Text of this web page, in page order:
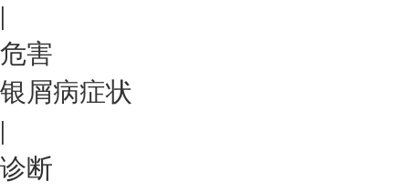
|
危害
银屑病症状
|
诊断